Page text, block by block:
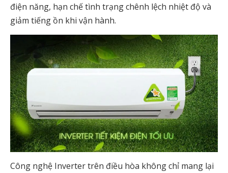
điện năng, hạn chế tình trạng chênh lệch nhiệt độ và
giảm tiếng ồn khi vận hành.
Công nghệ Inverter trên điều hòa không chỉ mang lại